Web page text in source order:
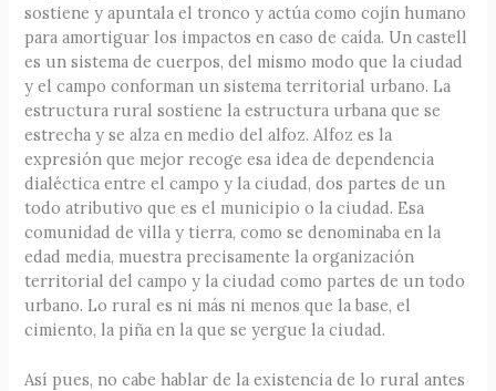
sostiene y apuntala el tronco y actúa como cojín humano
para amortiguar los impactos en caso de caída. Un castell
es un sistema de cuerpos, del mismo modo que la ciudad
y el campo conforman un sistema territorial urbano. La
estructura rural sostiene la estructura urbana que se
estrecha y se alza en medio del alfoz. Alfoz es la
expresión que mejor recoge esa idea de dependencia
dialéctica entre el campo y la ciudad, dos partes de un
todo atributivo que es el municipio o la ciudad. Esa
comunidad de villa y tierra, como se denominaba en la
edad media, muestra precisamente la organización
territorial del campo y la ciudad como partes de un todo
urbano. Lo rural es ni más ni menos que la base, el
cimiento, la piña en la que se yergue la ciudad.
Así pues, no cabe hablar de la existencia de lo rural antes